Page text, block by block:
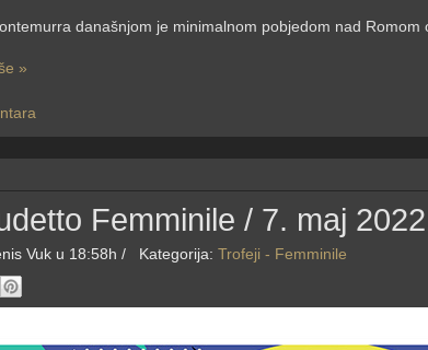
današnjom je minimalnom pobjedom nad
»
Femminile / 7. maj
Vuk u 18:58h / Kategorija: Trofeji - Femminile